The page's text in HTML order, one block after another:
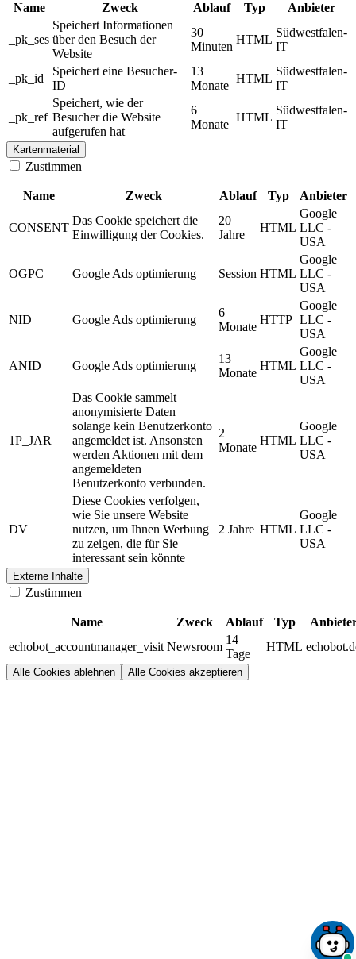
Name Zweck Ablauf Typ Anbieter
_pk_ses
Speichert Informationen
über den Besuch der
Website
30
Minuten
HTML
Südwestfalen-
IT
_pk_id
Speichert eine Besucher-
ID
13
Monate
HTML
Südwestfalen-
IT
_pk_ref
Speichert, wie der
Besucher die Website
aufgerufen hat
6
Monate
HTML
Südwestfalen-
IT
Kartenmaterial
Zustimmen
Name Zweck Ablauf Typ Anbieter
CONSENT
Das Cookie speichert die
Einwilligung der Cookies.
20
Jahre
HTML
Google
LLC -
USA
OGPC Google Ads optimierung Session HTML
Google
LLC -
USA
NID Google Ads optimierung
6
Monate
HTTP
Google
LLC -
USA
ANID Google Ads optimierung
13
Monate
HTML
Google
LLC -
USA
1P_JAR
Das Cookie sammelt
anonymisierte Daten
solange kein Benutzerkonto
angemeldet ist. Ansonsten
werden Aktionen mit dem
angemeldeten
Benutzerkonto verbunden.
2
Monate
HTML
Google
LLC -
USA
DV
Diese Cookies verfolgen,
wie Sie unsere Website
nutzen, um Ihnen Werbung
zu zeigen, die für Sie
interessant sein könnte
2 Jahre HTML
Google
LLC -
USA
Externe Inhalte
Zustimmen
Name Zweck Ablauf Typ
echobot_accountmanager_visit Newsroom
14
Tage
HTML
Alle Cookies ablehnen Alle Cookies akzeptieren